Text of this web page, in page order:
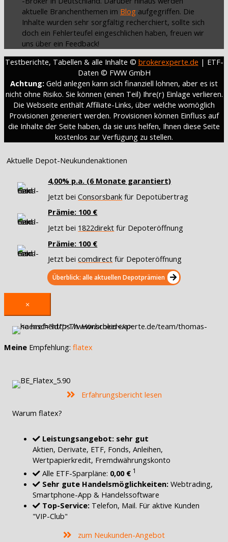
aktuelle Branchenthemen im Blog aufgegriffen. Die
Inhalte wurden sehr sorgfältig recherchiert, sollte sich
doch ein Fehlerteufel eingeschlichen haben, freuen wir
uns über ein Feedback!
Testberichte, Tabellen & alle Inhalte © brokerexperte.de | ETF-
Daten © FWW GmbH
Achtung: Geld anlegen kann sich finanziell lohnen, aber es ist
nicht ohne Risiko. Sie können (einen Teil) Ihre(r) Einlage verlieren.
Die Webseite enthält Affiliate-Links, über welche womöglich
Provisionen generiert werden. Provisionen können Einfluss auf
die Inhalte der Seite haben, da sie uns helfen, Ihnen diese Seite
kostenlos zur Verfügung zu stellen.
Aktuelle Depot-Neukundenaktionen
4,00% p.a. (6 Monate garantiert)
Jetzt beiConsorsbank für Depotübertrag
Prämie: 100 €
Jetzt bei 1822direkt für Depoteröffnung
Prämie: 100 €
Jetzt beicomdirect für Depoteröffnung
Überblick: alle aktuellen Depotprämien
×
Meine Empfehlung: flatex
Erfahrungsbericht lesen
Warum flatex?
Leistungsangebot: sehr gut
Aktien, Derivate, ETF, Fonds, Anleihen,
Wertpapierkredit, Fremdwährungskonto
Alle ETF-Sparpläne: 0,00 € 1
Sehr gute Handelsmöglichkeiten: Webtrading,
Smartphone-App & Handelssoftware
Top-Service: Telefon, Mail. Für aktive Kunden
"VIP-Club"
zum Neukunden-Angebot